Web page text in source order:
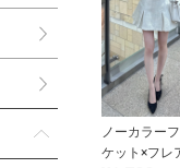
ノーカラー
ケット×フレ